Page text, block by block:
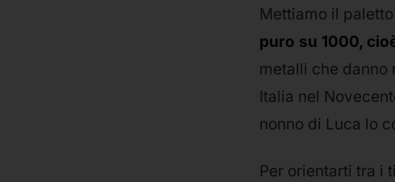
Mettiamo il
puro su 1000,
metalli che danno
Italia nel
nonno di Luca lo
Per orientarti tra i